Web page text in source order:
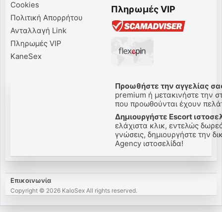
Cookies
Πολιτική Απορρήτου
Ανταλλαγή Link
Πληρωμές VIP
KaneSex
Πληρωμές VIP
Προωθήστε την αγγελίας σας
premium ή μετακινήστε την
που προωθούνται έχουν
Δημιουργήστε Escort
ελάχιστα κλικ, εντελώς
γνώσεις, δημιουργήστε την
Agency ιστοσελίδα!
Επικοινωνία
Copyright © 2026 KaloSex All rights reserved.